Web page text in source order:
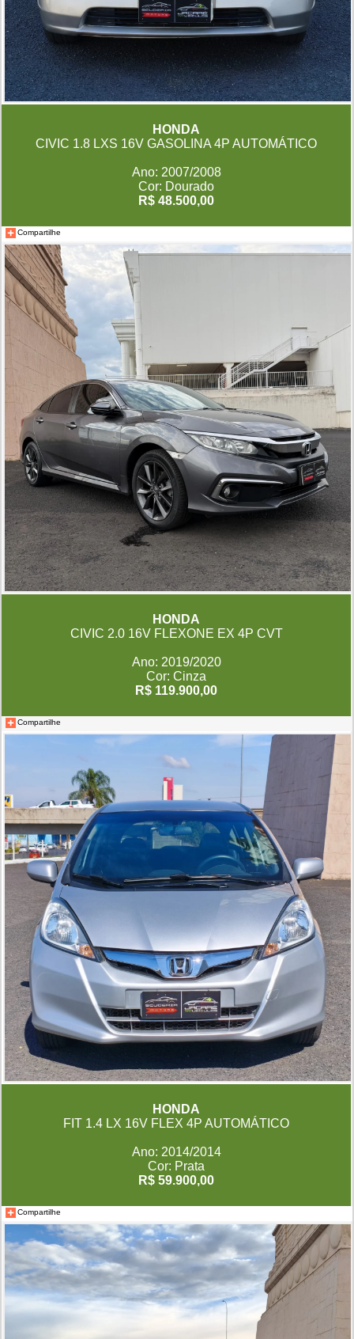
HONDA
CIVIC 1.8 LXS 16V GASOLINA 4P AUTOMÁTICO
Ano: 2007/2008
Cor: Dourado
R$ 48.500,00
Compartilhe
HONDA
CIVIC 2.0 16V FLEXONE EX 4P CVT
Ano: 2019/2020
Cor: Cinza
R$ 119.900,00
Compartilhe
HONDA
FIT 1.4 LX 16V FLEX 4P AUTOMÁTICO
Ano: 2014/2014
Cor: Prata
R$ 59.900,00
Compartilhe